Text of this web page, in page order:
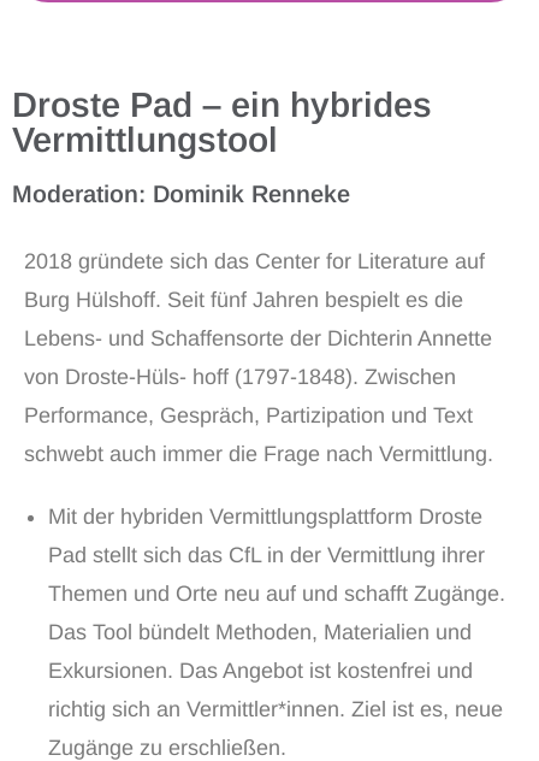
Droste Pad – ein hybrides
Vermittlungstool
Moderation: Dominik Renneke
2018 gründete sich das Center for Literature auf
Burg Hülshoff. Seit fünf Jahren bespielt es die
Lebens- und Schaffensorte der Dichterin Annette
von Droste-Hüls- hoff (1797-1848). Zwischen
Performance, Gespräch, Partizipation und Text
schwebt auch immer die Frage nach Vermittlung.
Mit der hybriden Vermittlungsplattform Droste
Pad stellt sich das CfL in der Vermittlung ihrer
Themen und Orte neu auf und schafft Zugänge.
Das Tool bündelt Methoden, Materialien und
Exkursionen. Das Angebot ist kostenfrei und
richtig sich an Vermittler*innen. Ziel ist es, neue
Zugänge zu erschließen.